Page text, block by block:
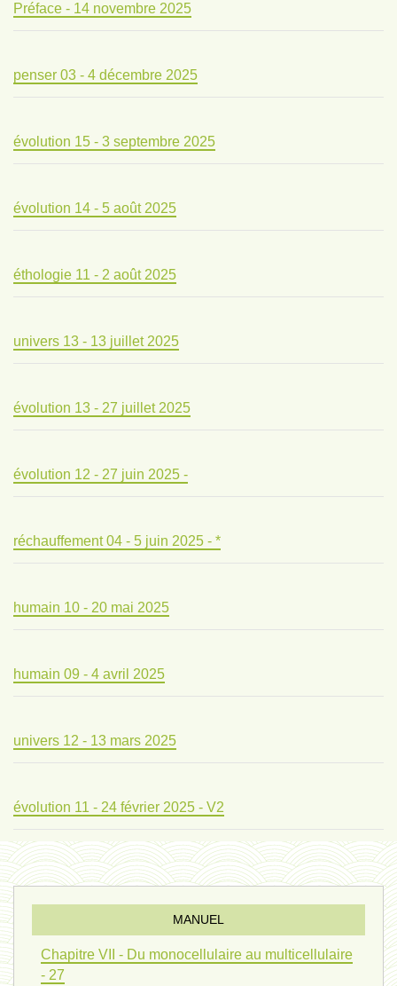
Préface - 14 novembre 2025
penser 03 - 4 décembre 2025
évolution 15 - 3 septembre 2025
évolution 14 - 5 août 2025
éthologie 11 - 2 août 2025
univers 13 - 13 juillet 2025
évolution 13 - 27 juillet 2025
évolution 12 - 27 juin 2025 -
réchauffement 04 - 5 juin 2025 - *
humain 10 - 20 mai 2025
humain 09 - 4 avril 2025
univers 12 - 13 mars 2025
évolution 11 - 24 février 2025 - V2
évolution 10 - 4 février 2025
réconciliations 04 - 26 janvier
MANUEL
Chapitre VII - Du monocellulaire au multicellulaire
- 27